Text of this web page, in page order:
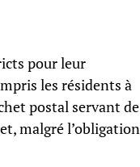
pour leur
les résidents à
postal servant de
malgré l’obligation